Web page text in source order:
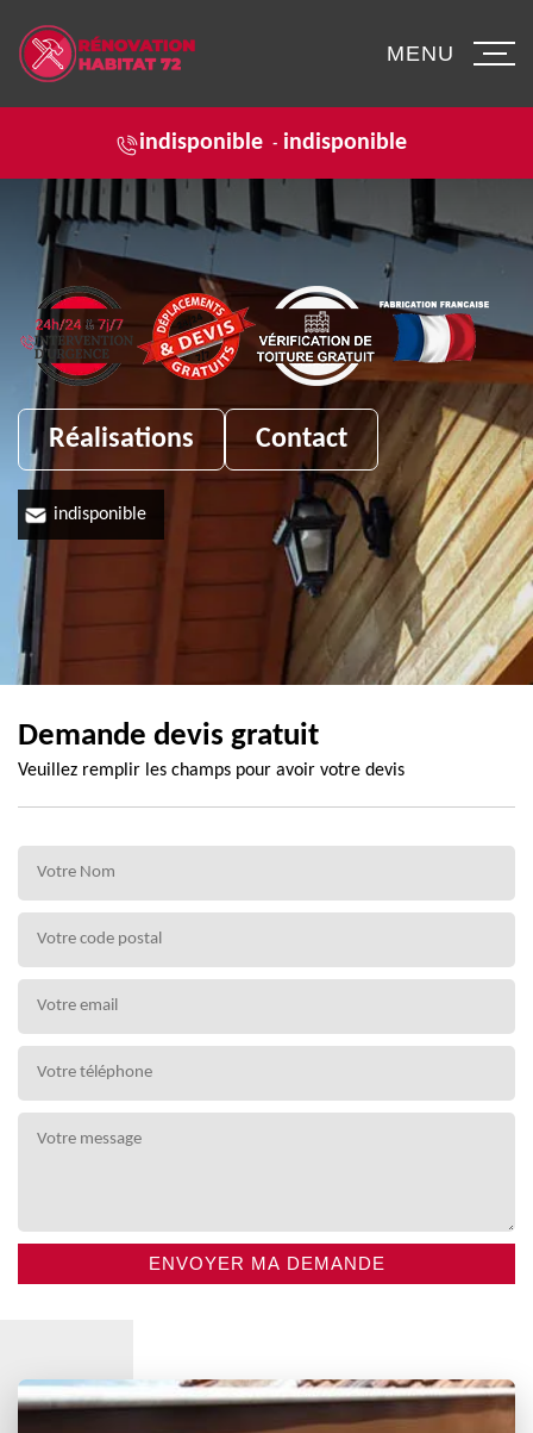
indisponible - indisponible
MENU
Réalisations Contact
indisponible
Demande devis gratuit
Veuillez remplir les champs pour avoir votre devis